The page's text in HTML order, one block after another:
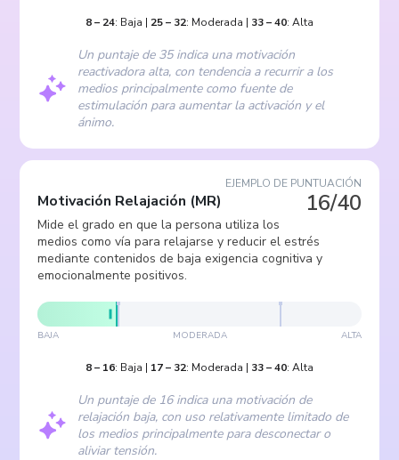
8– 24: Baja | 25– 32: Moderada | 33–40: Alta
Un puntaje de 35 indica una motivación
reactivadora alta, con tendencia a recurrir a los
medios principalmente como fuente de
estimulación para aumentar la activación y el
ánimo.
EJEMPLO DE PUNTUACIÓN
16/40
Motivación Relajación (MR)
Mide el grado en que la persona utiliza los
medios como vía para relajarse y reducir el estrés
mediante contenidos de baja exigencia cognitiva y
emocionalmente positivos.
BAJA MODERADA ALTA
8– 16: Baja | 17– 32: Moderada | 33–40: Alta
Un puntaje de 16 indica una motivación de
relajación baja, con uso relativamente limitado de
los medios principalmente para desconectar o
aliviar tensión.